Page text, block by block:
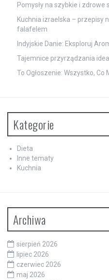
Pomysły na szybkie i zdrowe
Kuchnia izraelska – przepisy
falafelem
Indyjskie Danie: Eksploruj
Tajemnice przyrządzania
To Ogłoszenie: Wszystko, Co
Kategorie
Dieta
Inne tematy
Kuchnia
Archiwa
sierpień 2026
lipiec 2026
czerwiec 2026
maj 2026